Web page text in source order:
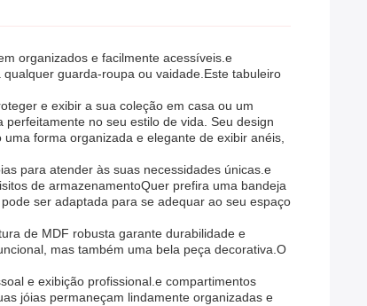
organizados e facilmente acessíveis.e
guarda-roupa ou vaidade.Este tabuleiro
e exibir a sua coleção em casa ou um
no seu estilo de vida. Seu design
forma organizada e elegante de exibir anéis,
para atender às suas necessidades únicas.e
de armazenamentoQuer prefira uma bandeja
ser adaptada para se adequar ao seu espaço
de MDF robusta garante durabilidade e
mas também uma bela peça decorativa.O
e exibição profissional.e compartimentos
jóias permaneçam lindamente organizadas e